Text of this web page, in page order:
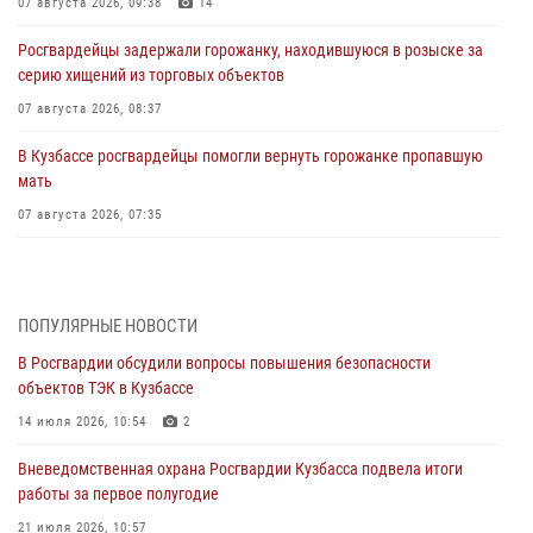
Росгвардейцы задержали горожанку, находившуюся в розыске за
серию хищений из торговых объектов
07 августа 2026, 08:37
В Кузбассе росгвардейцы помогли вернуть горожанке пропавшую
мать
07 августа 2026, 07:35
07 августа 2026, 06:33
Генерал-полковник Олег Плохой поздравил специалистов
организационно-штатных подразделений Росгвардии с
профессиональным праздником
С 1 сентября 2026 года вступает в силу новый федеральный закон о
частной охранной деятельности
ПОПУЛЯРНЫЕ НОВОСТИ
В Росгвардии обсудили вопросы повышения безопасности
объектов ТЭК в Кузбассе
14 июля 2026, 10:54 2
Вневедомственная охрана Росгвардии Кузбасса подвела итоги
работы за первое полугодие
21 июля 2026, 10:57